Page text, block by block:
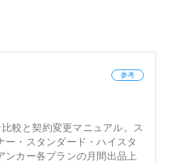
参考
較と契約変更マニュアル。ス
ー・スタンダード・ハイスタ
ンカー各プランの月間出品上